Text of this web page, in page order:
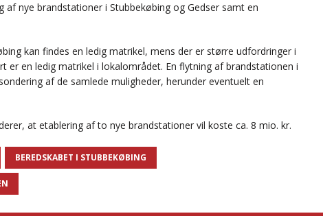
af nye brandstationer i Stubbekøbing og Gedser samt en
kan findes en ledig matrikel, mens der er større udfordringer i
er en ledig matrikel i lokalområdet. En flytning af brandstationen i
af de samlede muligheder, herunder eventuelt en
at etablering af to nye brandstationer vil koste ca. 8 mio. kr.
BEREDSKABET I STUBBEKØBING